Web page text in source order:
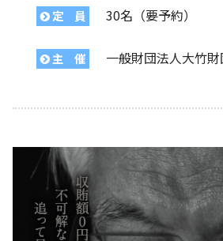
定 員 30名（要予約）
主 催 一般財団法人大竹財